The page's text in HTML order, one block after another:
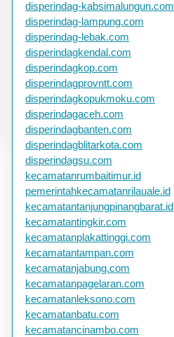
disperindag-kabsimalungun.com
disperindag-lampung.com
disperindag-lebak.com
disperindagkendal.com
disperindagkop.com
disperindagprovntt.com
disperindagkopukmoku.com
disperindagaceh.com
disperindagbanten.com
disperindagblitarkota.com
disperindagsu.com
kecamatanrumbaitimur.id
pemerintahkecamatanrilauale.id
kecamatantanjungpinangbarat.id
kecamatantingkir.com
kecamatanplakattinggi.com
kecamatantampan.com
kecamatanjabung.com
kecamatanpagelaran.com
kecamatanleksono.com
kecamatanbatu.com
kecamatancinambo.com